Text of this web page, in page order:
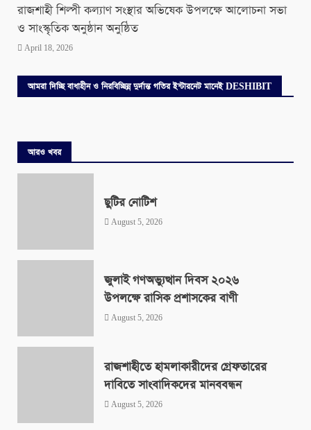
রাজশাহী শিল্পী কল্যাণ সংস্থার অভিষেক উপলক্ষে আলোচনা সভা
ও সাংস্কৃতিক অনুষ্ঠান অনুষ্ঠিত
April 18, 2026
আমরা দিচ্ছি বাধাহীন ও নিরবিচ্ছিন্ন দুর্দান্ত গতির ইন্টারনেট মানেই DESHIBIT
আরও খবর
ছুটির নোটিশ
August 5, 2026
জুলাই গণঅভ্যুত্থান দিবস ২০২৬
উপলক্ষে রাসিক প্রশাসকের বাণী
August 5, 2026
রাজশাহীতে হামলাকারীদের গ্রেফতারের
দাবিতে সাংবাদিকদের মানববন্ধন
August 5, 2026